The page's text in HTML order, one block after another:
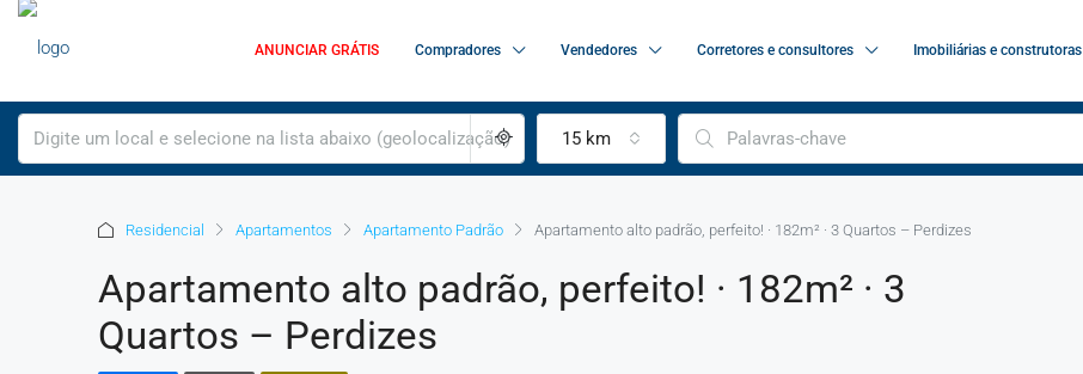
ANUNCIAR GRÁTIS Compradores Vendedores Corretores e consultores Imobiliárias e construtoras
15 km
Residencial Apartamentos Apartamento Padrão Apartamento alto padrão, perfeito! · 182m² · 3 Quartos – Perdizes
Apartamento alto padrão, perfeito! · 182m² · 3
Quartos – Perdizes